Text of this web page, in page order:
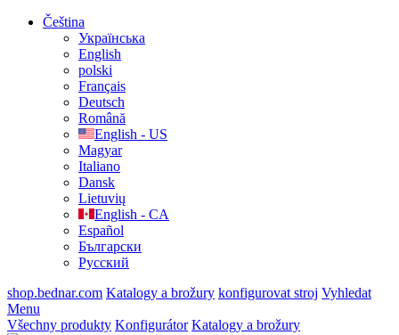
Čeština
Українська
English
polski
Français
Deutsch
Română
English - US
Magyar
Italiano
Dansk
Lietuvių
English - CA
Español
Български
Русский
shop.bednar.com Katalogy a brožury konfigurovat stroj Vyhledat
Menu
Všechny produkty Konfigurátor Katalogy a brožury